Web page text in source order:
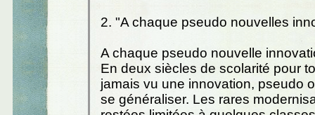
2. "A chaque pseudo nouvelles
A chaque pseudo nouvelle
En deux siècles de scolarité pour
jamais vu une innovation, pseudo
se généraliser. Les rares